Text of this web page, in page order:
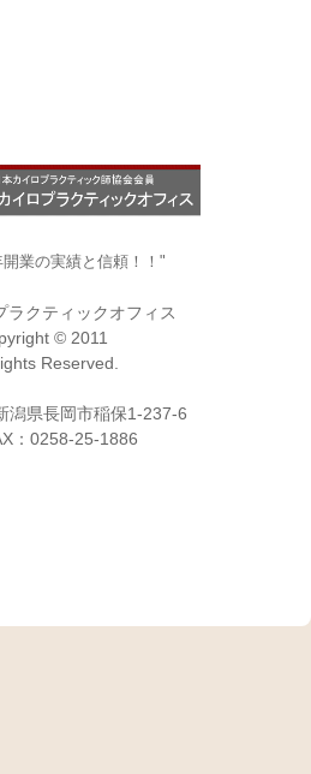
業の実績と信頼！！"
ラクティックオフィス
© 2011
Reserved.
潟県長岡市稲保1-237-6
：0258-25-1886